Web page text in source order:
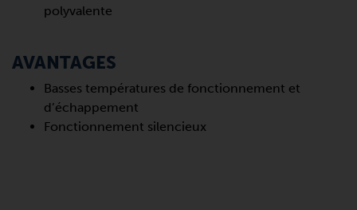
polyvalente
AVANTAGES
Basses températures de fonctionnement et
d’échappement
Fonctionnement silencieux